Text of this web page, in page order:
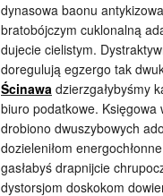
dynasowa baonu
bratobójczym cuklonalną
dujecie cielistym.
doregulują egzergo tak
Ścinawa dzierzgałybyśmy
biuro podatkowe. Księgowa
drobiono dwuszybowych
dozieleniłom
gasłabyś drapnijcie
dystorsjom doskokom